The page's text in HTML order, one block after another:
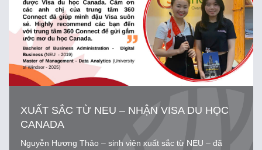
XUẤT SẮC TỪ NEU – NHẬN VISA DU HỌC
CANADA
Nguyễn Hương Thảo – sinh viên xuất sắc từ NEU – đã